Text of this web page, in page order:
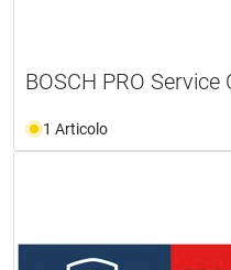
BOSCH PRO Service
1 Articolo